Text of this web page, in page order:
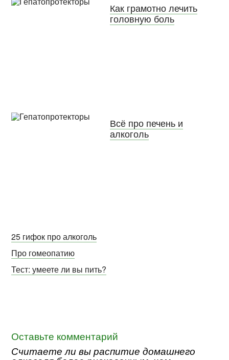
Как грамотно лечить
головную боль
Всё про печень и
алкоголь
25 гифок про алкоголь
Про гомеопатию
Тест: умеете ли вы пить?
Оставьте комментарий
Считаете ли вы распитие домашнего